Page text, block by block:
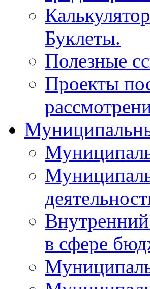
Буклеты.
Полезные
Проекты
в сфере